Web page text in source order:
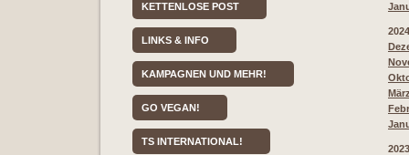
KETTENLOSE POST
LINKS & INFO
KAMPAGNEN UND MEHR!
GO VEGAN!
TS INTERNATIONAL!
2024
2023